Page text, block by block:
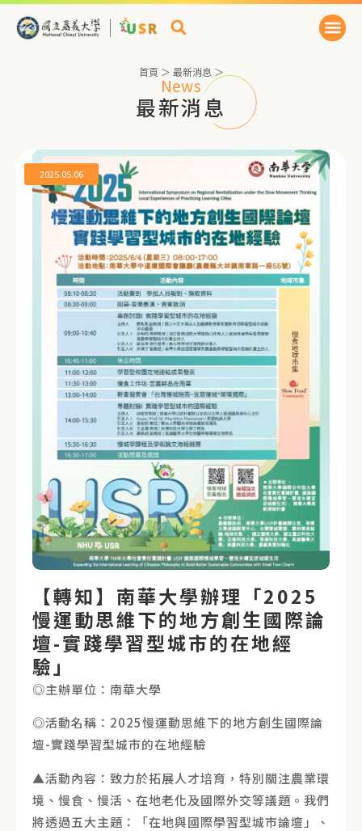
News
最新消息
首頁 ＞ 最新消息 ＞
2025.05.06
【轉知】南華大學辦理「2025
慢運動思維下的地方創生國際論
壇-實踐學習型城市的在地經
驗」
◎主辦單位：南華大學
◎活動名稱：2025慢運動思維下的地方創生國際論
壇-實踐學習型城市的在地經驗
▲活動內容：致力於拓展人才培育，特別關注農業環
境、慢食、慢活、在地老化及國際外交等議題。我們
將透過五大主題：「在地與國際學習型城市論壇」、